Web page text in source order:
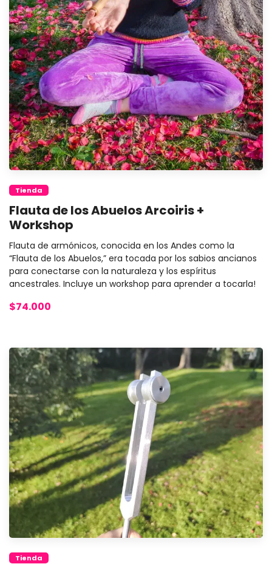
Tienda
Flauta de los Abuelos Arcoiris +
Workshop
Flauta de armónicos, conocida en los Andes como la
“Flauta de los Abuelos,” era tocada por los sabios ancianos
para conectarse con la naturaleza y los espíritus
ancestrales. Incluye un workshop para aprender a tocarla!
$74.000
Tienda